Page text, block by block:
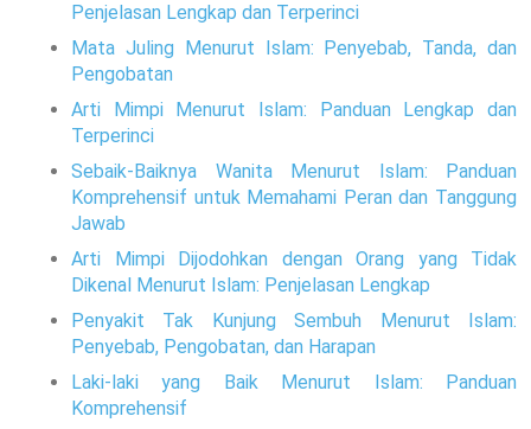
Penjelasan Lengkap dan Terperinci
Mata Juling Menurut Islam: Penyebab, Tanda, dan
Pengobatan
Arti Mimpi Menurut Islam: Panduan Lengkap dan
Terperinci
Sebaik-Baiknya Wanita Menurut Islam: Panduan
Komprehensif untuk Memahami Peran dan Tanggung
Jawab
Arti Mimpi Dijodohkan dengan Orang yang Tidak
Dikenal Menurut Islam: Penjelasan Lengkap
Penyakit Tak Kunjung Sembuh Menurut Islam:
Penyebab, Pengobatan, dan Harapan
Laki-laki yang Baik Menurut Islam: Panduan
Komprehensif